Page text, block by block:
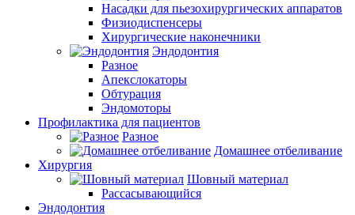
Насадки для пьезохирургических аппаратов
Физиодиспенсеры
Хирургические наконечники
Эндодонтия
Разное
Апекслокаторы
Обтурация
Эндомоторы
Профилактика для пациентов
Разное
Домашнее отбеливание
Хирургия
Шовный материал
Рассасывающийся
Эндодонтия